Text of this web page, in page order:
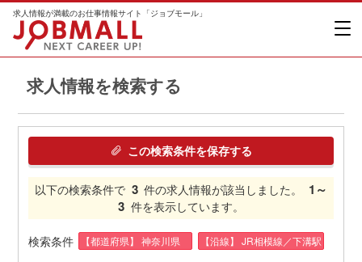
求人情報が満載のお仕事情報サイト「ジョブモール」
求人情報を検索する
この検索条件を保存する
以下の検索条件で 3 件の求人情報が該当しました。
1～
3 件を表示しています。
検索条件 【都道府県】 神奈川県 【沿線】 JR相模線／下溝駅